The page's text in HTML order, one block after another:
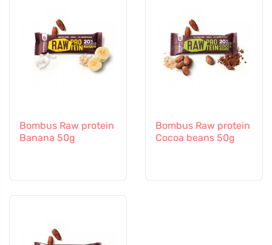
Bombus Raw protein
Banana 50g
Bombus Raw protein
Cocoa beans 50g